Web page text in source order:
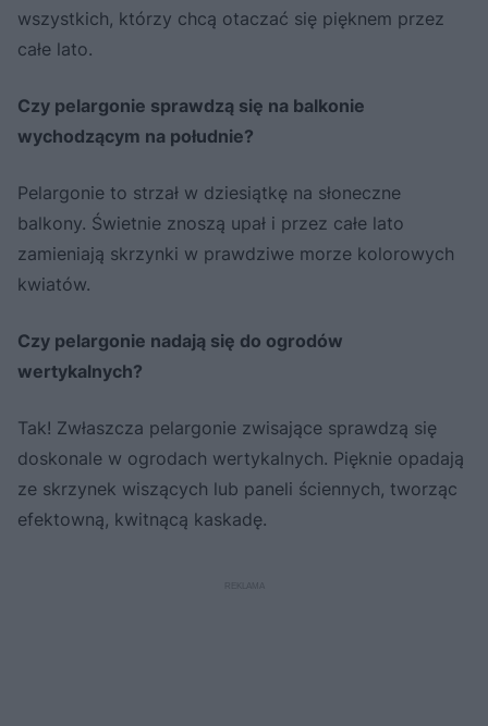
wszystkich, którzy chcą otaczać się pięknem przez
całe lato.
Czy pelargonie sprawdzą się na balkonie
wychodzącym na południe?
Pelargonie to strzał w dziesiątkę na słoneczne
balkony. Świetnie znoszą upał i przez całe lato
zamieniają skrzynki w prawdziwe morze kolorowych
kwiatów.
Czy pelargonie nadają się do ogrodów
wertykalnych?
Tak! Zwłaszcza pelargonie zwisające sprawdzą się
doskonale w ogrodach wertykalnych. Pięknie opadają
ze skrzynek wiszących lub paneli ściennych, tworząc
efektowną, kwitnącą kaskadę.